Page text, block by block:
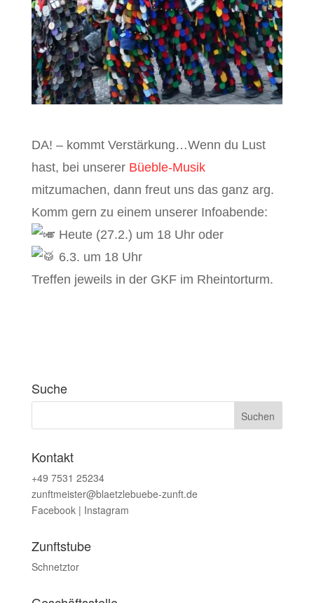
DA! – kommt Verstärkung…Wenn du Lust
hast, bei unserer Büeble-Musik
mitzumachen, dann freut uns das ganz arg.
Komm gern zu einem unserer Infoabende:
Heute (27.2.) um 18 Uhr oder
6.3. um 18 Uhr
Treffen jeweils in der GKF im Rheintorturm.
Suche
Kontakt
+49 7531 25234
zunftmeister@blaetzlebuebe-zunft.de
Facebook| Instagram
Zunftstube
Schnetztor